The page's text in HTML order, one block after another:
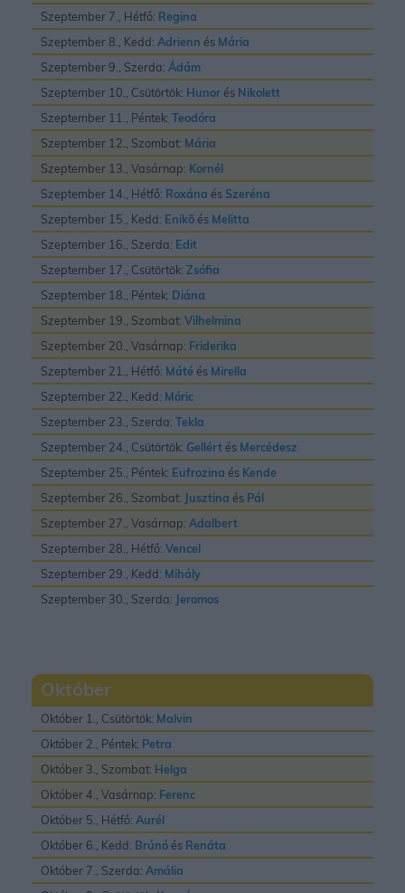
Szeptember 7., Hétfő: Regina
Szeptember 8., Kedd: Adrienn és Mária
Szeptember 9., Szerda: Ádám
Szeptember 10., Csütörtök: Hunor és Nikolett
Szeptember 11., Péntek: Teodóra
Szeptember 12., Szombat: Mária
Szeptember 13., Vasárnap: Kornél
Szeptember 14., Hétfő: Roxána és Szeréna
Szeptember 15., Kedd: Enikõ és Melitta
Szeptember 16., Szerda: Edit
Szeptember 17., Csütörtök: Zsófia
Szeptember 18., Péntek: Diána
Szeptember 19., Szombat: Vilhelmina
Szeptember 20., Vasárnap: Friderika
Szeptember 21., Hétfő: Máté és Mirella
Szeptember 22., Kedd: Móric
Szeptember 23., Szerda: Tekla
Szeptember 24., Csütörtök: Gellért és Mercédesz
Szeptember 25., Péntek: Eufrozina és Kende
Szeptember 26., Szombat: Jusztina és Pál
Szeptember 27., Vasárnap: Adalbert
Szeptember 28., Hétfő: Vencel
Szeptember 29., Kedd: Mihály
Szeptember 30., Szerda: Jeromos
Október
Október 1., Csütörtök: Malvin
Október 2., Péntek: Petra
Október 3., Szombat: Helga
Október 4., Vasárnap: Ferenc
Október 5., Hétfő: Aurél
Október 6., Kedd: Brúnó és Renáta
Október 7., Szerda: Amália